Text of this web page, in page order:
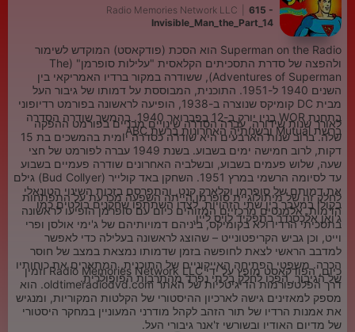
Radio Memories Network LLC
615 -
Invisible_Man_the_Part_14
Superman on the Radio הוא הסכת (פודקאסט) המוקדש לשימור
ולהפצה של סדרת התסכיתים הקלאסית "עלילות סופרמן" (The
Adventures of Superman), ששודרה במקור ברדיו האמריקאי בין
השנים 1940 ל-1951. התוכנית, המבוססת על דמותו של גיבור העל
מבית DC קומיקס שנוצרה ב-1938, הופיעה לראשונה בפורמט רדיופוני
בתחנת WOR בניו יורק ב-12 בפברואר 1940. בהמשך שודרה הסדרה
ברשת Mutual ובשנותיה האחרונות ברשת ABC.
לאורך שנות שידורה, עברה הסדרה שינויים מבניים בפורמט ההפקה
שלה. ברוב שנות הארבעים היא שודרה כסדרה יומית בהמשכים בת 15
דקות, לרוב חמישה ימים בשבוע. בשנת 1949 עברה לפורמט של חצי
שעה, שלוש פעמים בשבוע, ובשלביה האחרונים שודרה פעמיים בשבוע
עד לסיומה הרשמי במרץ 1951. השחקן באד קולייר (Bud Collyer) גילם
את דמותם של סופרמן וקלארק קנט, והתפרסם בזכות השינוי הטונאלי
בקולו במעבר בין שתי הזהויות. לצדו השתתפו שחקנים בולטים כמו
ג'ואן אלכסנדר בתפקיד לויס ליין.
לחלק זה של מיתולוגיית סופרמן הייתה השפעה מכרעת על התפתחות
הדמות. אלמנטים מרכזיים המזוהים כיום עם סופרמן הופיעו לראשונה
בתסכיתי הרדיו ולא בקומיקס, ביניהם דמויותיהם של ג'ימי אולסן ופרי
וייט, וכן גביש הקריפטונייט – שהוצג לראשונה בעלילה כדי לאפשר
למדבב הראשי לצאת לחופשה בזמן שדמותו נמצאת במצב של חוסר
הכרה. משפטי הפתיחה האייקוניים של התוכנית, המתארים את כוחותיו
של הגיבור, הפכו לחלק בלתי נפרד מהתרבות הפופולרית.
כיום, הפודקאסט מופץ על ידי Radio Memories Network LLC וזמין
דרך הפלטפורמות הדיגיטליות של האתר oldtimeradiodvd.com. הוא
מספק למאזינים גישה לארכיון ההיסטורי של הקלטות המקוריות, ומנגיש
את אמנות הרדיו של תור הזהב לקהל מודרני המעוניין במחקר היסטורי
של מדיום האודיו ובשורשי ז'אנר גיבורי העל.